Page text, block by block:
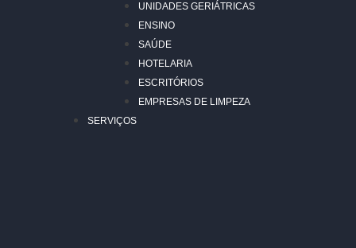
UNIDADES GERIÁTRICAS
ENSINO
SAÚDE
HOTELARIA
ESCRITÓRIOS
EMPRESAS DE LIMPEZA
SERVIÇOS